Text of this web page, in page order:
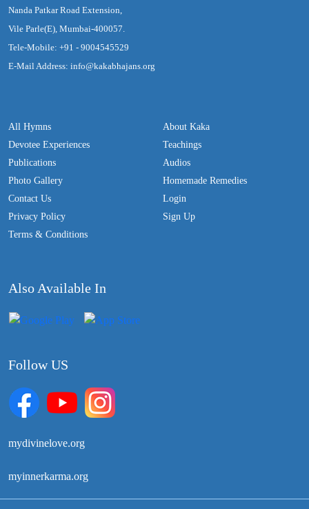
Nanda Patkar Road Extension,
Vile Parle(E), Mumbai-400057.
Tele-Mobile: +91 - 9004545529
E-Mail Address: info@kakabhajans.org
All Hymns
Devotee Experiences
Publications
Photo Gallery
Contact Us
Privacy Policy
Terms & Conditions
About Kaka
Teachings
Audios
Homemade Remedies
Login
Sign Up
Also Available In
Follow US
mydivinelove.org
myinnerkarma.org